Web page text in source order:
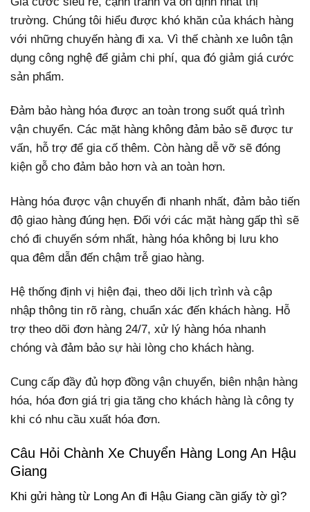
trường. Chúng tôi hiểu được khó khăn của khách hàng
với những chuyến hàng đi xa. Vì thế chành xe luôn tận
dụng công nghệ để giảm chi phí, qua đó giảm giá cước
sản phẩm.
Đảm bảo hàng hóa được an toàn trong suốt quá trình
vận chuyển. Các mặt hàng không đảm bảo sẽ được tư
vấn, hỗ trợ để gia cố thêm. Còn hàng dễ vỡ sẽ đóng
kiện gỗ cho đảm bảo hơn và an toàn hơn.
Hàng hóa được vận chuyển đi nhanh nhất, đảm bảo tiến
độ giao hàng đúng hẹn. Đối với các mặt hàng gấp thì sẽ
chó đi chuyến sớm nhất, hàng hóa không bị lưu kho
qua đêm dẫn đến chậm trễ giao hàng.
Hệ thống định vị hiện đại, theo dõi lịch trình và cập
nhập thông tin rõ ràng, chuẩn xác đến khách hàng. Hỗ
trợ theo dõi đơn hàng 24/7, xử lý hàng hóa nhanh
chóng và đảm bảo sự hài lòng cho khách hàng.
Cung cấp đầy đủ hợp đồng vận chuyển, biên nhận hàng
hóa, hóa đơn giá trị gia tăng cho khách hàng là công ty
khi có nhu cầu xuất hóa đơn.
Câu Hỏi Chành Xe Chuyển Hàng Long An Hậu
Giang
Khi gửi hàng từ Long An đi Hậu Giang cần giấy tờ gì?